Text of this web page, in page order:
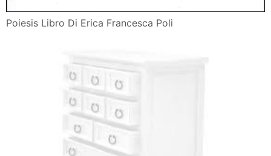
Poiesis Libro Di Erica Francesca Poli